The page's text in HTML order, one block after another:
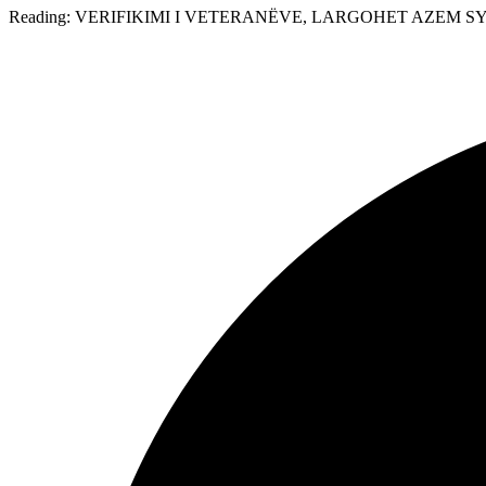
Reading: VERIFIKIMI I VETERANËVE, LARGOHET AZEM